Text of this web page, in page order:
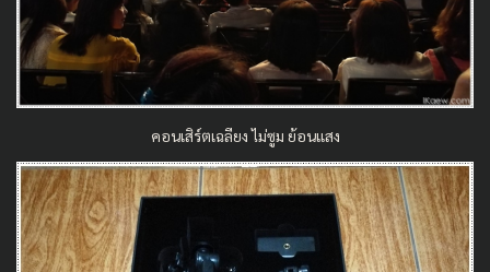
คอนเสิร์ตเฉลียง ไม่ซูม ย้อนแสง